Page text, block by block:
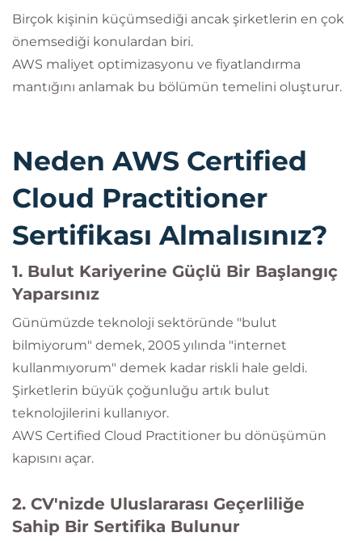
Birçok kişinin küçümsediği ancak şirketlerin en çok
önemsediği konulardan biri.
AWS maliyet optimizasyonu ve fiyatlandırma
mantığını anlamak bu bölümün temelini oluşturur.
Neden AWS Certified
Cloud Practitioner
Sertifikası Almalısınız?
1. Bulut Kariyerine Güçlü Bir Başlangıç
Yaparsınız
Günümüzde teknoloji sektöründe "bulut
bilmiyorum" demek, 2005 yılında "internet
kullanmıyorum" demek kadar riskli hale geldi.
Şirketlerin büyük çoğunluğu artık bulut
teknolojilerini kullanıyor.
AWS Certified Cloud Practitioner bu dönüşümün
kapısını açar.
2. CV'nizde Uluslararası Geçerliliğe
Sahip Bir Sertifika Bulunur